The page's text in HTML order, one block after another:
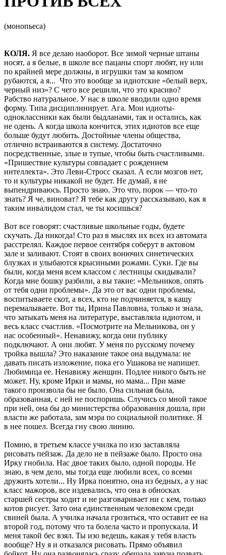
(монопьеса)
КОЛЯ. Я все делаю наоборот. Все зимой черные штаны
носят, а я белые, в школе все пацаны спорт любят, ну или
по крайней мере должны, в игрушки там за компом
рубаются, а я... Что это вообще за идиотские «белый верх,
черный низ»? С чего все решили, что это красиво?
Рабство натуральное. У нас в школе вводили одно время
форму. Типа дисциплинирует. Ага. Мои идиоты-
одноклассники как были быдланами, так и остались, как
не одень. А когда школа кончится, этих идиотов все еще
больше будут любить. Достойные члены общества,
отлично встраиваются в систему. Достаточно
посредственные, злые и тупые, чтобы быть счастливыми.
«Пришествие культуры совпадает с рождением
интеллекта». Это Леви-Стросс сказал. А если мозгов нет,
то и культуры никакой не будет. Не думай, я не
выпендриваюсь. Просто знаю. Это что, порок — что-то
знать? Я че, виноват? Я тебе как другу рассказываю, как я
таким инвалидом стал, че ты косишься?
Вот все говорят: счастливые школьные годы, будете
скучать. Да никогда! Сто раз в мыслях их всех из автомата
расстрелял. Каждое первое сентября соберут в актовом
зале и заливают. Стоят в своих вонючих синетических
блузках и улыбаются крысиными рожами. Суки. Где вы
были, когда меня всем классом с лестницы скидывали?
Когда мне бошку разбили, а вы такие: «Мельников, опять
от тебя одни проблемы». Да это от вас одни проблемы,
воспитываете скот, а всех, кто не подчиняется, в кашу
перемалываете. Вот ты, Ирина Павловна, только и знала,
что затыкать меня на литературе, выставляла идиотом, и
весь класс счастлив. «Посмотрите на Мельникова, он у
нас особенный». Ненавижу, когда они публику
подключают. А они любят. У меня по русскому почему
тройка вышла? Это наказание такое она выдумала: не
давать писать изложение, пока его Ушакова не напишет.
Любимица ее. Ненавижу женщин. Подлее никого быть не
может. Ну, кроме Ирки и мамы, но мама... При маме
такого произвола бы не было. Она сильная была,
образованная, с ней не поспоришь. Случись со мной такое
при ней, она бы до министерства образования дошла, при
власти же работала, зам мэра по социальной политике. Я
в нее пошел. Всегда гну свою линию.
Помню, в третьем классе училка по изо заставляла
рисовать пейзаж. Да дело не в пейзаже было. Просто она
Ирку гнобила. Нас двое таких было, одной породы. Не
знаю, в чем дело, мы тогда еще любили всех, со всеми
дружить хотели... Ну Ирка понятно, она из бедных, а у нас
класс мажоров, все издевались, что она в обносках
старшей сестры ходит и не разговаривает ни с кем, только
котов рисует. Зато она единственным человеком среди
свиней была. А училка начала грозиться, что оставит ее на
второй год, потому что та болела часто и пропускала. И
меня такой бес взял. Ты изо ведешь, какая у тебя власть
вообще? Ну я и отказался рисовать. Прямо объявил